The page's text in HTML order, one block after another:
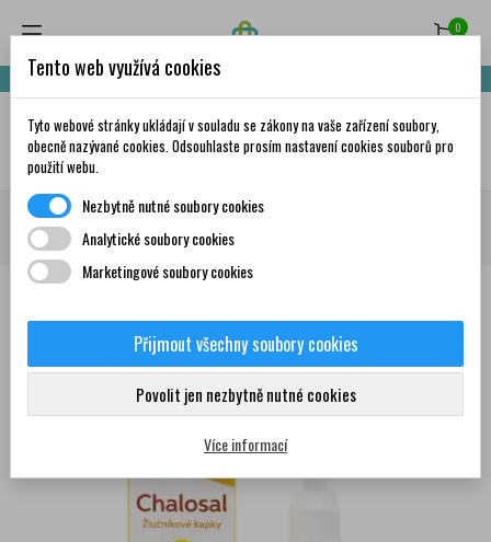
0
Nakupte za 999,- Kč a získáte dopravu zdarma!
✦AI
Domů Doplňky stravy a vitamíny Zažívání a trávení
ROSEN Chalosal žlučníkové kapky 10 ml
Tento web využívá cookies
Tyto webové stránky ukládají v souladu se zákony na vaše zařízení soubory,
obecně nazývané cookies. Odsouhlaste prosím nastavení cookies souborů pro
použití webu.
Nezbytně nutné soubory cookies
Analytické soubory cookies
Marketingové soubory cookies
Přijmout všechny soubory cookies
Povolit jen nezbytně nutné cookies
Více informací